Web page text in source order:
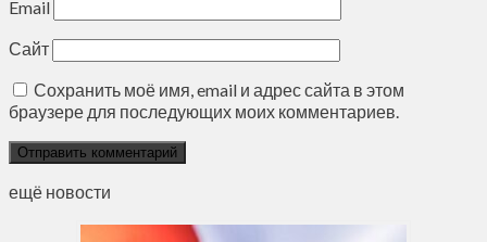
Email
Сайт
Сохранить моё имя, email и адрес сайта в этом
браузере для последующих моих комментариев.
ещё новости